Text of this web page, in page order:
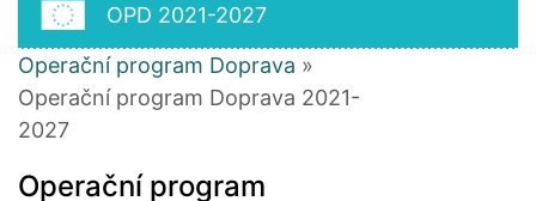
OPD 2021-2027
Operační program Doprava »
Operační program Doprava 2021-
2027
Operační program